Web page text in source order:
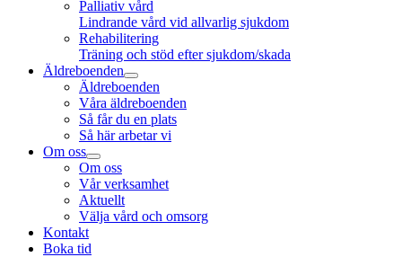
Palliativ vård
Lindrande vård vid allvarlig sjukdom
Rehabilitering
Träning och stöd efter sjukdom/skada
Äldreboenden
Äldreboenden
Våra äldreboenden
Så får du en plats
Så här arbetar vi
Om oss
Om oss
Vår verksamhet
Aktuellt
Välja vård och omsorg
Kontakt
Boka tid